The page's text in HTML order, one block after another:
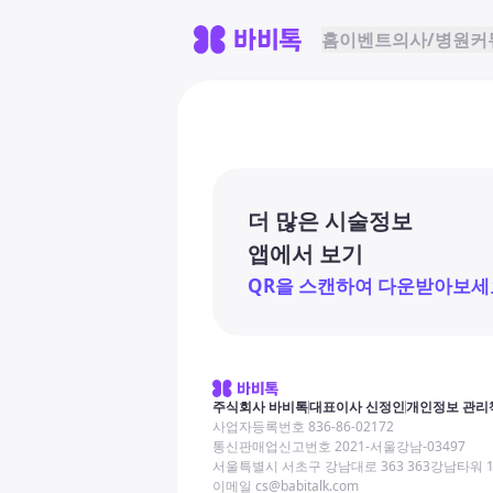
홈이벤트의사/병원커
더 많은 시술정보
앱에서 보기
QR을 스캔하여 다운받아보세
주식회사 바비톡대표이사 신정인개인정보 관리
사업자등록번호 836-86-02172
통신판매업신고번호 2021-서울강남-03497
서울특별시 서초구 강남대로 363 363강남타워
이메일 cs@babitalk.com